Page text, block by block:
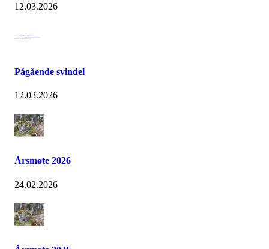
12.03.2026
Pågående svindel
12.03.2026
Årsmøte 2026
24.02.2026